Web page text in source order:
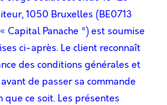
1050 Bruxelles (BE0713
Capital Panache “) est soumise
ci-après. Le client reconnaît
des conditions générales et
de passer sa commande
ce soit. Les présentes